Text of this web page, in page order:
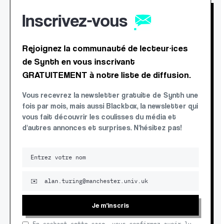
Inscrivez-vous
Rejoignez la communauté de lecteur·ices
de Synth en vous inscrivant
GRATUITEMENT à notre liste de diffusion.
Vous recevrez la newsletter gratuite de Synth une
fois par mois, mais aussi Blackbox, la newsletter qui
vous fait découvrir les coulisses du média et
d'autres annonces et surprises. N'hésitez pas!
Je m'inscris